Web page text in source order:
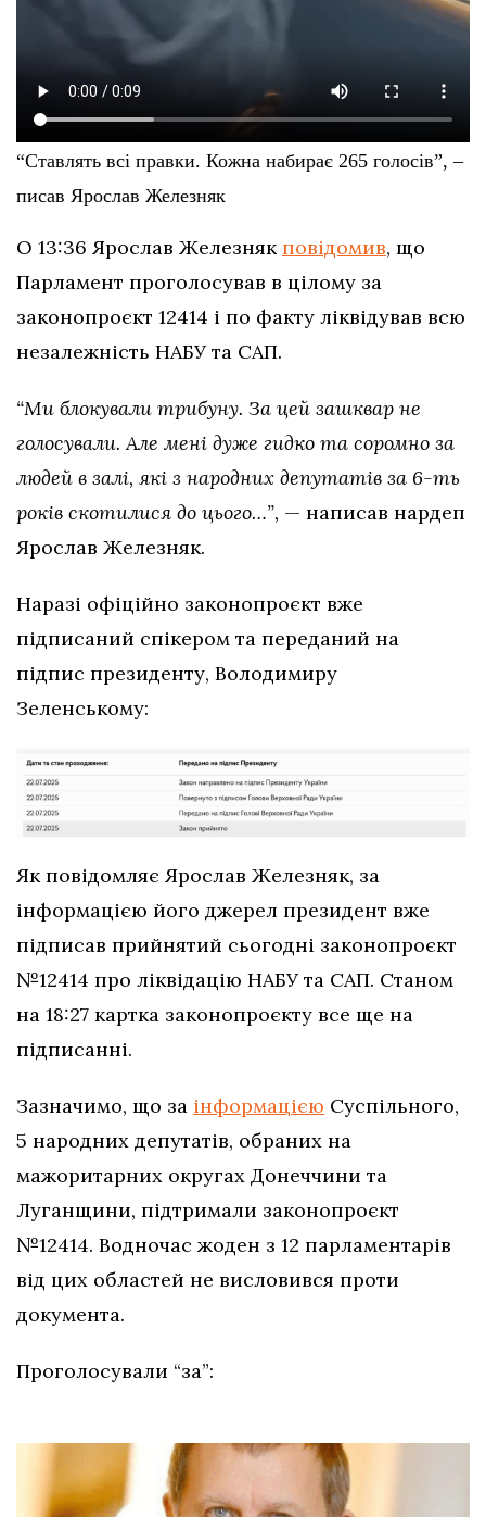
“Ставлять всі правки. Кожна набирає 265 голосів”, –
писав Ярослав Железняк
О 13:36 Ярослав Железняк повідомив, що
Парламент проголосував в цілому за
законопроєкт 12414 і по факту ліквідував всю
незалежність НАБУ та САП.
“Ми блокували трибуну. За цей зашквар не
голосували. Але мені дуже гидко та соромно за
людей в залі, які з народних депутатів за 6-ть
років скотилися до цього…”, — написав нардеп
Ярослав Железняк.
Наразі офіційно законопроєкт вже
підписаний спікером та переданий на
підпис президенту, Володимиру
Зеленському:
Як повідомляє Ярослав Железняк, за
інформацією його джерел президент вже
підписав прийнятий сьогодні законопроєкт
№12414 про ліквідацію НАБУ та САП. Станом
на 18:27 картка законопроєкту все ще на
підписанні.
Зазначимо, що за інформацією Суспільного,
5 народних депутатів, обраних на
мажоритарних округах Донеччини та
Луганщини, підтримали законопроєкт
№12414. Водночас жоден з 12 парламентарів
від цих областей не висловився проти
документа.
Проголосували “за”: